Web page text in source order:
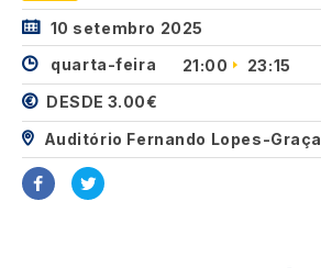
10 setembro 2025
quarta-feira
21:00
23:15
DESDE 3.00€
Auditório Fernando Lopes-Graça